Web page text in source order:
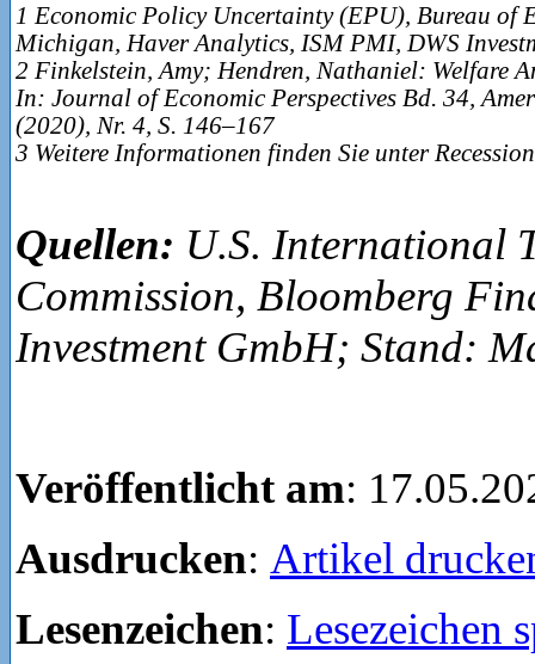
1 Economic Policy Uncertainty (EPU), Bureau of
Michigan, Haver Analytics, ISM PMI, DWS
2 Finkelstein, Amy; Hendren, Nathaniel: Welfare
In: Journal of Economic Perspectives Bd. 34,
(2020), Nr. 4, S. 146–167
3 Weitere Informationen finden Sie unter
Quellen: U.S. International
Commission, Bloomberg
Investment GmbH; Stand:
Veröffentlicht am:
Ausdrucken: Artikel
Lesenzeichen: Lesezeichen